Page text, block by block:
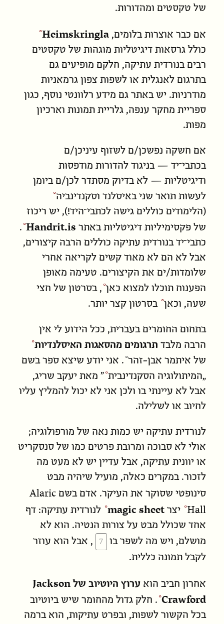
של טקסטים ומהדורות.
אם כבר אוצרות בלומים, Heimskringla
כולל גרסאות דיגיטליות מוגהות של טקסטים
רבים בנורדית עתיקה, חלקם מופיעים גם
בתרגום לאנגלית או לשפות צפון גרמאניות
מודרניות. יש באתר גם מידע רלוונטי נוסף, כגון
ספריית מחקר ענפה, גלריית תמונות וארכיון
מפות.
אם חשקה נפשכן/ם לשזוף עיניכן/ם
בכתבי־יד — בניגוד להדורות מודפסות
ודיגיטליות — לא בדיוק מסתדר לכן/ם ביומן
לעשות תואר שני באיסלנד וסקנדינביה
(הלימודים כוללים גישה לכתבי־היד!), יש ריכוז
של פקסימיליות דיגיטליות באתר Handrit.is
.
כתבי־יד בנורדית עתיקה כוללים הרבה קיצורים,
אבל לא הם לא מאוד קשים לקריאה אחרי
שלומדות/ים את הקיצורים. טעימה מאופן
הפענוח תוכלו למצוא כאן , בסרטון של חצי
שעה, וכאן בסרטון קצר יותר.
בתחום החומרים בעברית, ככל הידוע לי אין
הרבה מלבד תרגומים מהסאגות האיסלנדיות
של איתמר אבן-זהר . אני יודע שיצא ספר בשם
„המיתולוגיה הסקנדינבית ” מאת יעקב שריג,
אבל לא עיינתי בו ולכן אני לא יכול להמליץ עליו
לחיוב או לשלילה.
לנורדית עתיקה יש כמות נאה של מורפולוגיה;
אולי לא סבוכה ומרובת פרטים כמו של סנסקריט
או יוונית עתיקה, אבל עדיין יש לא מעט מה
לזכור. במקרים כאלה, מועיל שיהיה מבט
סינופטי שסוקר את העיקר. אדם בשם Alaric
Hall
יצר magic sheet
לנורדית עתיקה: דף
אחד שכולל מבט על צורות הנטיה. הוא לא
מושלם, ויש מה לשפר בו
, אבל הוא עוזר
לקבל תמונה כללית.
אחרון חביב הוא ערוץ היוטיוב של Jackson
Crawford . חלק גדול מהחומר שיש ביוטיוב
בכל הקשור לשפות, ובפרט עתיקות, הוא ברמה